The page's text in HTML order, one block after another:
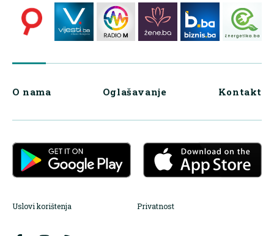
O nama Oglašavanje Kontakt
Uslovi korištenja Privatnost